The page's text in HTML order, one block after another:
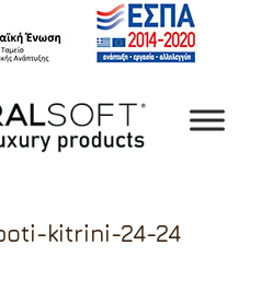
kitrini-24-24